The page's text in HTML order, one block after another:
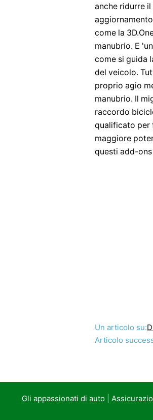
anche ridurre
come la
manubrio. E
come si guida
del veicolo.
proprio agio
manubrio. Il
raccordo
qualificato per
maggiore
questi add-
Un articolo su:
Articolo
Gli appassionati di auto|